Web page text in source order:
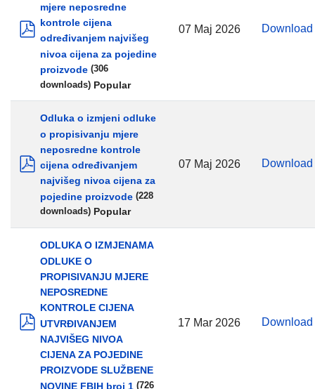
pdf
mjere neposredne
kontrole cijena
određivanjem najvišeg
nivoa cijena za pojedine
proizvode (306
downloads) Popular
07 Maj 2026 Download
pdf
Odluka o izmjeni odluke
o propisivanju mjere
neposredne kontrole
cijena određivanjem
najvišeg nivoa cijena za
pojedine proizvode (228
downloads) Popular
07 Maj 2026 Download
pdf
ODLUKA O IZMJENAMA
ODLUKE O
PROPISIVANJU MJERE
NEPOSREDNE
KONTROLE CIJENA
UTVRĐIVANJEM
NAJVIŠEG NIVOA
CIJENA ZA POJEDINE
PROIZVODE SLUŽBENE
NOVINE FBIH broj 1 (726
17 Mar 2026 Download